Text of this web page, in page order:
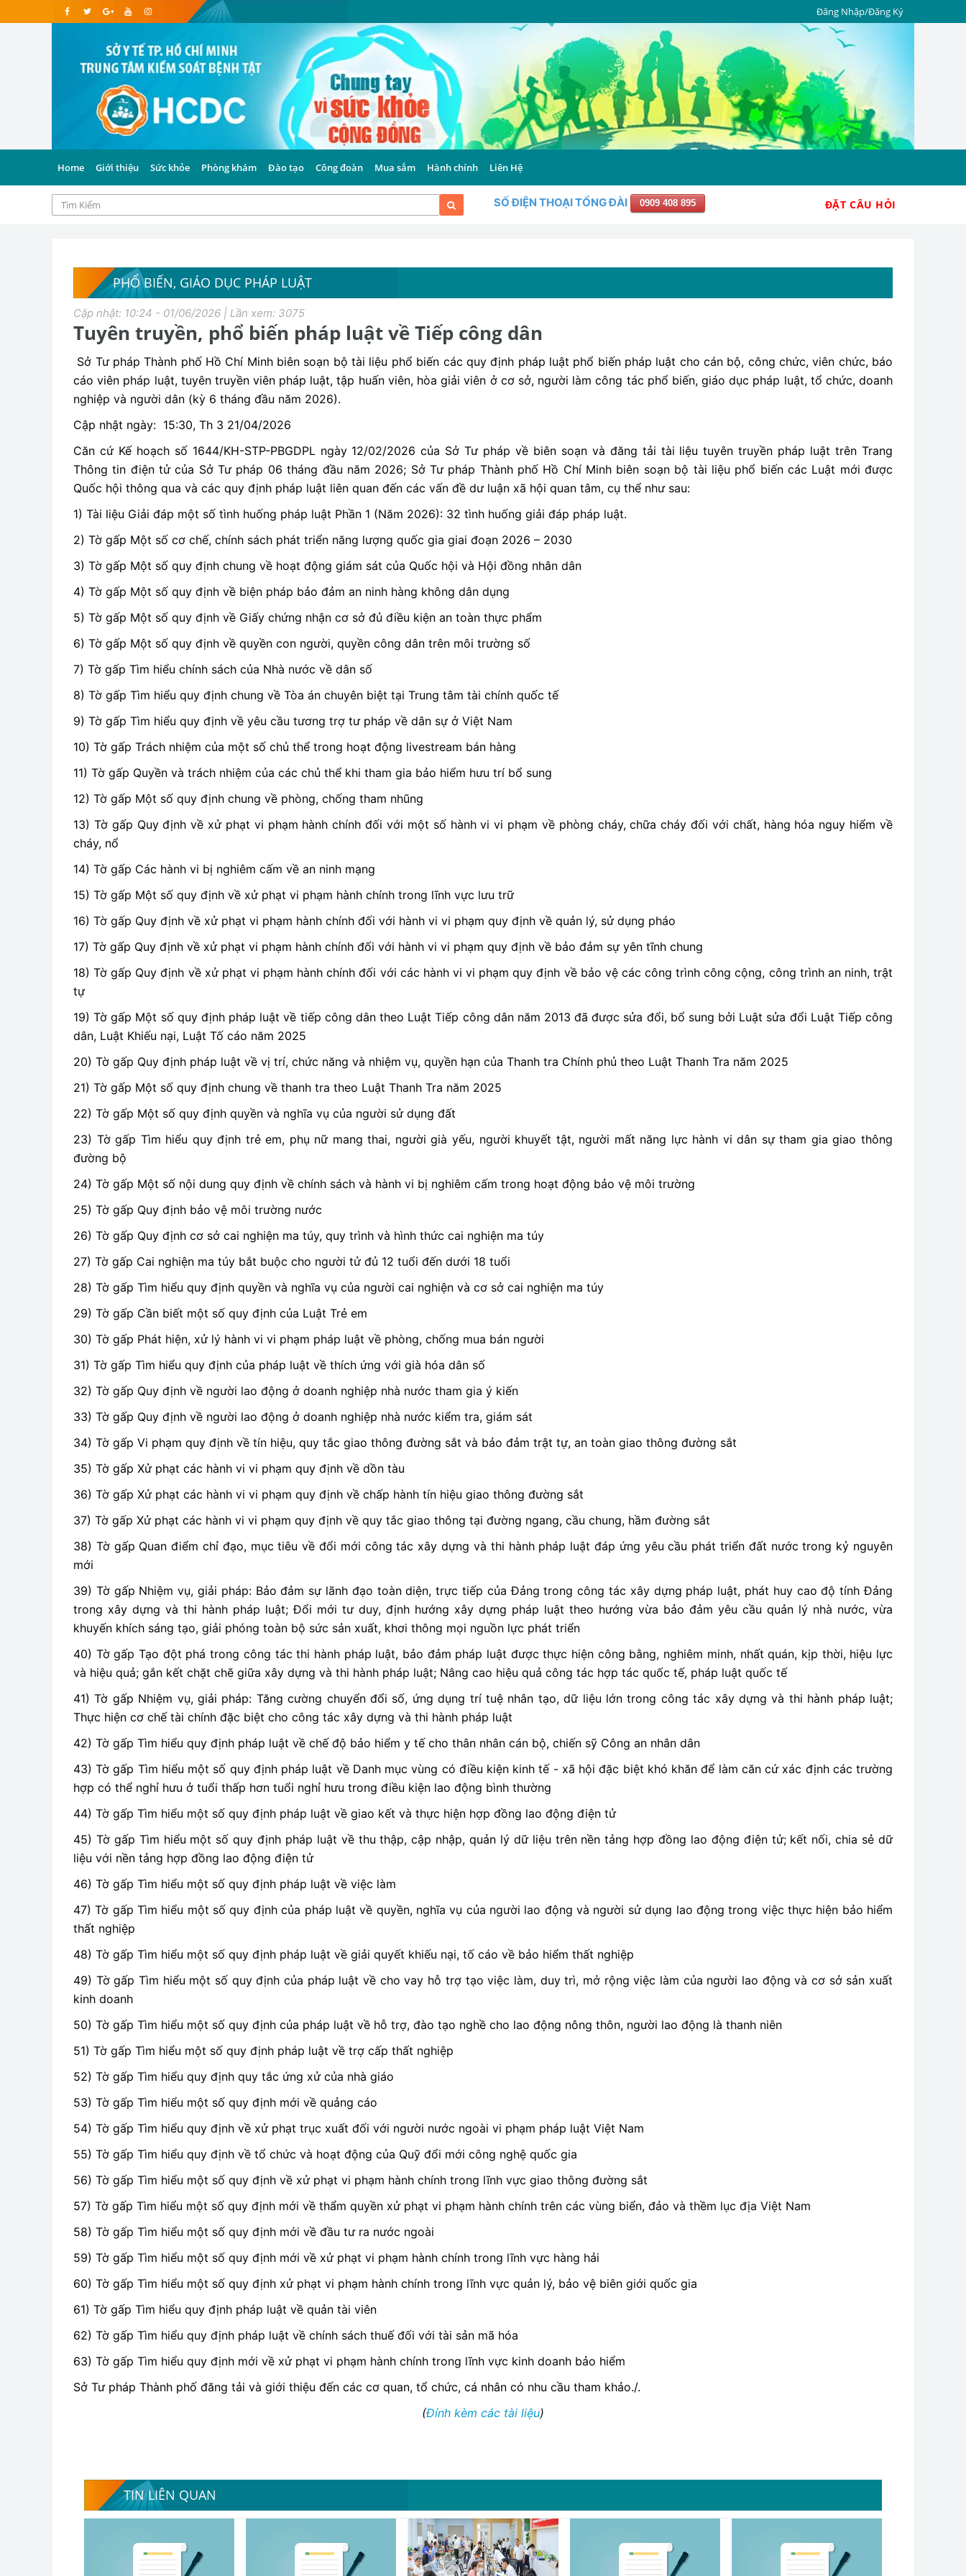
Đăng Nhập/Đăng Ký
Home Giới thiệu Sức khỏe Phòng khám Đào tạo Công đoàn Mua sắm Hành chính Liên Hệ
SỐ ĐIỆN THOẠI TỔNG ĐÀI 0909 408 895 ĐẶT CÂU HỎI
PHỔ BIẾN, GIÁO DỤC PHÁP LUẬT
Cập nhật: 10:24 - 01/06/2026 | Lần xem: 3075
Tuyên truyền, phổ biến pháp luật về Tiếp công dân
Sở Tư pháp Thành phố Hồ Chí Minh biên soạn bộ tài liệu phổ biến các quy định pháp luật phổ biến pháp luật cho cán bộ, công chức, viên chức, báo
cáo viên pháp luật, tuyên truyền viên pháp luật, tập huấn viên, hòa giải viên ở cơ sở, người làm công tác phổ biến, giáo dục pháp luật, tổ chức, doanh
nghiệp và người dân (kỳ 6 tháng đầu năm 2026).
Cập nhật ngày: 15:30, Th 3 21/04/2026
Căn cứ Kế hoạch số 1644/KH-STP-PBGDPL ngày 12/02/2026 của Sở Tư pháp về biên soạn và đăng tải tài liệu tuyên truyền pháp luật trên Trang
Thông tin điện tử của Sở Tư pháp 06 tháng đầu năm 2026; Sở Tư pháp Thành phố Hồ Chí Minh biên soạn bộ tài liệu phổ biến các Luật mới được
Quốc hội thông qua và các quy định pháp luật liên quan đến các vấn đề dư luận xã hội quan tâm, cụ thể như sau:
1) Tài liệu Giải đáp một số tình huống pháp luật Phần 1 (Năm 2026): 32 tình huống giải đáp pháp luật.
2) Tờ gấp Một số cơ chế, chính sách phát triển năng lượng quốc gia giai đoạn 2026 – 2030
3) Tờ gấp Một số quy định chung về hoạt động giám sát của Quốc hội và Hội đồng nhân dân
4) Tờ gấp Một số quy định về biện pháp bảo đảm an ninh hàng không dân dụng
5) Tờ gấp Một số quy định về Giấy chứng nhận cơ sở đủ điều kiện an toàn thực phẩm
6) Tờ gấp Một số quy định về quyền con người, quyền công dân trên môi trường số
7) Tờ gấp Tìm hiểu chính sách của Nhà nước về dân số
8) Tờ gấp Tìm hiểu quy định chung về Tòa án chuyên biệt tại Trung tâm tài chính quốc tế
9) Tờ gấp Tìm hiểu quy định về yêu cầu tương trợ tư pháp về dân sự ở Việt Nam
10) Tờ gấp Trách nhiệm của một số chủ thể trong hoạt động livestream bán hàng
11) Tờ gấp Quyền và trách nhiệm của các chủ thể khi tham gia bảo hiểm hưu trí bổ sung
12) Tờ gấp Một số quy định chung về phòng, chống tham nhũng
13) Tờ gấp Quy định về xử phạt vi phạm hành chính đối với một số hành vi vi phạm về phòng cháy, chữa cháy đối với chất, hàng hóa nguy hiểm về
cháy, nổ
14) Tờ gấp Các hành vi bị nghiêm cấm về an ninh mạng
15) Tờ gấp Một số quy định về xử phạt vi phạm hành chính trong lĩnh vực lưu trữ
16) Tờ gấp Quy định về xử phạt vi phạm hành chính đối với hành vi vi phạm quy định về quản lý, sử dụng pháo
17) Tờ gấp Quy định về xử phạt vi phạm hành chính đối với hành vi vi phạm quy định về bảo đảm sự yên tĩnh chung
18) Tờ gấp Quy định về xử phạt vi phạm hành chính đối với các hành vi vi phạm quy định về bảo vệ các công trình công cộng, công trình an ninh, trật
tự
19) Tờ gấp Một số quy định pháp luật về tiếp công dân theo Luật Tiếp công dân năm 2013 đã được sửa đổi, bổ sung bởi Luật sửa đổi Luật Tiếp công
dân, Luật Khiếu nại, Luật Tố cáo năm 2025
20) Tờ gấp Quy định pháp luật về vị trí, chức năng và nhiệm vụ, quyền hạn của Thanh tra Chính phủ theo Luật Thanh Tra năm 2025
21) Tờ gấp Một số quy định chung về thanh tra theo Luật Thanh Tra năm 2025
22) Tờ gấp Một số quy định quyền và nghĩa vụ của người sử dụng đất
23) Tờ gấp Tìm hiểu quy định trẻ em, phụ nữ mang thai, người già yếu, người khuyết tật, người mất năng lực hành vi dân sự tham gia giao thông
đường bộ
24) Tờ gấp Một số nội dung quy định về chính sách và hành vi bị nghiêm cấm trong hoạt động bảo vệ môi trường
25) Tờ gấp Quy định bảo vệ môi trường nước
26) Tờ gấp Quy định cơ sở cai nghiện ma túy, quy trình và hình thức cai nghiện ma túy
27) Tờ gấp Cai nghiện ma túy bắt buộc cho người tử đủ 12 tuổi đến dưới 18 tuổi
28) Tờ gấp Tìm hiểu quy định quyền và nghĩa vụ của người cai nghiện và cơ sở cai nghiện ma túy
29) Tờ gấp Cần biết một số quy định của Luật Trẻ em
30) Tờ gấp Phát hiện, xử lý hành vi vi phạm pháp luật về phòng, chống mua bán người
31) Tờ gấp Tìm hiểu quy định của pháp luật về thích ứng với già hóa dân số
32) Tờ gấp Quy định về người lao động ở doanh nghiệp nhà nước tham gia ý kiến
33) Tờ gấp Quy định về người lao động ở doanh nghiệp nhà nước kiểm tra, giám sát
34) Tờ gấp Vi phạm quy định về tín hiệu, quy tắc giao thông đường sắt và bảo đảm trật tự, an toàn giao thông đường sắt
35) Tờ gấp Xử phạt các hành vi vi phạm quy định về dồn tàu
36) Tờ gấp Xử phạt các hành vi vi phạm quy định về chấp hành tín hiệu giao thông đường sắt
37) Tờ gấp Xử phạt các hành vi vi phạm quy định về quy tắc giao thông tại đường ngang, cầu chung, hầm đường sắt
38) Tờ gấp Quan điểm chỉ đạo, mục tiêu về đổi mới công tác xây dựng và thi hành pháp luật đáp ứng yêu cầu phát triển đất nước trong kỷ nguyên
mới
39) Tờ gấp Nhiệm vụ, giải pháp: Bảo đảm sự lãnh đạo toàn diện, trực tiếp của Đảng trong công tác xây dựng pháp luật, phát huy cao độ tính Đảng
trong xây dựng và thi hành pháp luật; Đổi mới tư duy, định hướng xây dựng pháp luật theo hướng vừa bảo đảm yêu cầu quản lý nhà nước, vừa
khuyến khích sáng tạo, giải phóng toàn bộ sức sản xuất, khơi thông mọi nguồn lực phát triển
40) Tờ gấp Tạo đột phá trong công tác thi hành pháp luật, bảo đảm pháp luật được thực hiện công bằng, nghiêm minh, nhất quán, kịp thời, hiệu lực
và hiệu quả; gắn kết chặt chẽ giữa xây dựng và thi hành pháp luật; Nâng cao hiệu quả công tác hợp tác quốc tế, pháp luật quốc tế
41) Tờ gấp Nhiệm vụ, giải pháp: Tăng cường chuyển đổi số, ứng dụng trí tuệ nhân tạo, dữ liệu lớn trong công tác xây dựng và thi hành pháp luật;
Thực hiện cơ chế tài chính đặc biệt cho công tác xây dựng và thi hành pháp luật
42) Tờ gấp Tìm hiểu quy định pháp luật về chế độ bảo hiểm y tế cho thân nhân cán bộ, chiến sỹ Công an nhân dân
43) Tờ gấp Tìm hiểu một số quy định pháp luật về Danh mục vùng có điều kiện kinh tế - xã hội đặc biệt khó khăn để làm căn cứ xác định các trường
hợp có thể nghỉ hưu ở tuổi thấp hơn tuổi nghỉ hưu trong điều kiện lao động bình thường
44) Tờ gấp Tìm hiểu một số quy định pháp luật về giao kết và thực hiện hợp đồng lao động điện tử
45) Tờ gấp Tìm hiểu một số quy định pháp luật về thu thập, cập nhập, quản lý dữ liệu trên nền tảng hợp đồng lao động điện tử; kết nối, chia sẻ dữ
liệu với nền tảng hợp đồng lao động điện tử
46) Tờ gấp Tìm hiểu một số quy định pháp luật về việc làm
47) Tờ gấp Tìm hiểu một số quy định của pháp luật về quyền, nghĩa vụ của người lao động và người sử dụng lao động trong việc thực hiện bảo hiểm
thất nghiệp
48) Tờ gấp Tìm hiểu một số quy định pháp luật về giải quyết khiếu nại, tố cáo về bảo hiểm thất nghiệp
49) Tờ gấp Tìm hiểu một số quy định của pháp luật về cho vay hỗ trợ tạo việc làm, duy trì, mở rộng việc làm của người lao động và cơ sở sản xuất
kinh doanh
50) Tờ gấp Tìm hiểu một số quy định của pháp luật về hỗ trợ, đào tạo nghề cho lao động nông thôn, người lao động là thanh niên
51) Tờ gấp Tìm hiểu một số quy định pháp luật về trợ cấp thất nghiệp
52) Tờ gấp Tìm hiểu quy định quy tắc ứng xử của nhà giáo
53) Tờ gấp Tìm hiểu một số quy định mới về quảng cáo
54) Tờ gấp Tìm hiểu quy định về xử phạt trục xuất đối với người nước ngoài vi phạm pháp luật Việt Nam
55) Tờ gấp Tìm hiểu quy định về tổ chức và hoạt động của Quỹ đổi mới công nghệ quốc gia
56) Tờ gấp Tìm hiểu một số quy định về xử phạt vi phạm hành chính trong lĩnh vực giao thông đường sắt
57) Tờ gấp Tìm hiểu một số quy định mới về thẩm quyền xử phạt vi phạm hành chính trên các vùng biển, đảo và thềm lục địa Việt Nam
58) Tờ gấp Tìm hiểu một số quy định mới về đầu tư ra nước ngoài
59) Tờ gấp Tìm hiểu một số quy định mới về xử phạt vi phạm hành chính trong lĩnh vực hàng hải
60) Tờ gấp Tìm hiểu một số quy định xử phạt vi phạm hành chính trong lĩnh vực quản lý, bảo vệ biên giới quốc gia
61) Tờ gấp Tìm hiểu quy định pháp luật về quản tài viên
62) Tờ gấp Tìm hiểu quy định pháp luật về chính sách thuế đối với tài sản mã hóa
63) Tờ gấp Tìm hiểu quy định mới về xử phạt vi phạm hành chính trong lĩnh vực kinh doanh bảo hiểm
Sở Tư pháp Thành phố đăng tải và giới thiệu đến các cơ quan, tổ chức, cá nhân có nhu cầu tham khảo./.
(Đính kèm các tài liệu)
TIN LIÊN QUAN